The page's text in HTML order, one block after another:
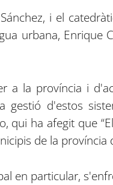
i el
urbana, Enrique
a la província i
d'estos
qui ha afegit que
de la província
en particular,